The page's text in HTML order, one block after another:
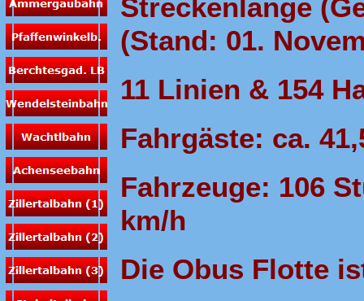
Streckenlänge
(Stand: 01.
11 Linien & 154
Fahrgäste: ca.
Fahrzeuge: 106
km/h
Die Obus Flotte